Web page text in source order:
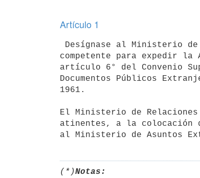
Artículo 1
competente para expedir
artículo 6° del Convenio
Documentos Públicos
1961.
El Ministerio de
atinentes, a la
(*)Notas: